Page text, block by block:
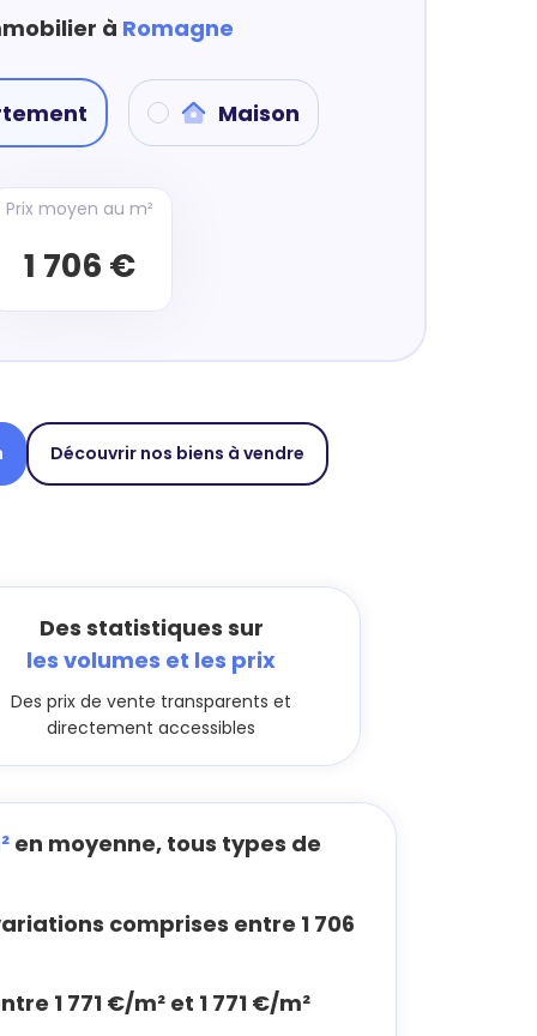
à Romagne
Maison
Prix moyen au m²
1 706 €
Découvrir nos biens à vendre
Des statistiques sur
les volumes et les prix
Des prix de vente transparents et
directement accessibles
en moyenne, tous types de
comprises entre 1 706
1 771 €/m² et 1 771 €/m²